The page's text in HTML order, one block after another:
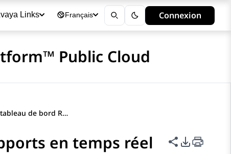
Links Français Connexion
Public Cloud
Affichage d'un tableau de bord Rapports en temps réel
en temps réel Partager
Options